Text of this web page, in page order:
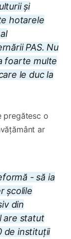
și
hotarele
PAS. Nu
foarte multe
le duc la
pregătesc o
ar
- să ia
școlile
din
are statut
de instituții